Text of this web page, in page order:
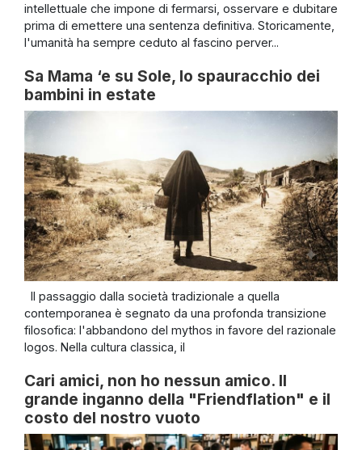
intellettuale che impone di fermarsi, osservare e dubitare
prima di emettere una sentenza definitiva. Storicamente,
l'umanità ha sempre ceduto al fascino perver...
Sa Mama ‘e su Sole, lo spauracchio dei
bambini in estate
Il passaggio dalla società tradizionale a quella
contemporanea è segnato da una profonda transizione
filosofica: l'abbandono del mythos in favore del razionale
logos. Nella cultura classica, il
Cari amici, non ho nessun amico. Il
grande inganno della "Friendflation" e il
costo del nostro vuoto